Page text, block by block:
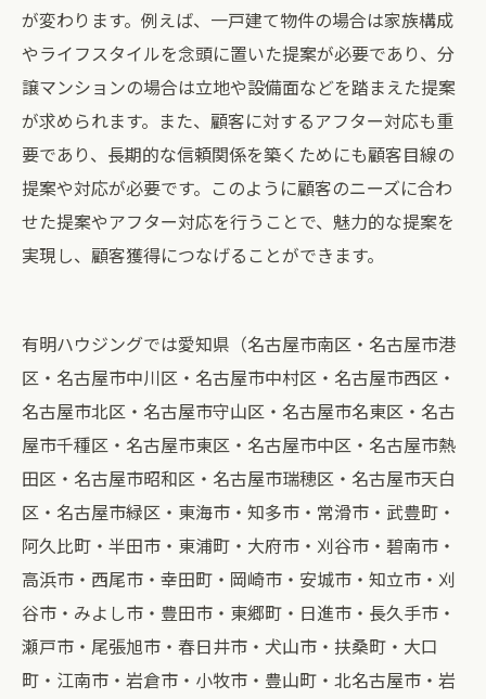
が変わります。例えば、一戸建て物件の場合は家族構成
やライフスタイルを念頭に置いた提案が必要であり、分
譲マンションの場合は立地や設備面などを踏まえた提案
が求められます。また、顧客に対するアフター対応も重
要であり、長期的な信頼関係を築くためにも顧客目線の
提案や対応が必要です。このように顧客のニーズに合わ
せた提案やアフター対応を行うことで、魅力的な提案を
実現し、顧客獲得につなげることができます。
有明ハウジングでは愛知県（名古屋市南区・名古屋市港
区・名古屋市中川区・名古屋市中村区・名古屋市西区・
名古屋市北区・名古屋市守山区・名古屋市名東区・名古
屋市千種区・名古屋市東区・名古屋市中区・名古屋市熱
田区・名古屋市昭和区・名古屋市瑞穂区・名古屋市天白
区・名古屋市緑区・東海市・知多市・常滑市・武豊町・
阿久比町・半田市・東浦町・大府市・刈谷市・碧南市・
高浜市・西尾市・幸田町・岡崎市・安城市・知立市・刈
谷市・みよし市・豊田市・東郷町・日進市・長久手市・
瀬戸市・尾張旭市・春日井市・犬山市・扶桑町・大口
町・江南市・岩倉市・小牧市・豊山町・北名古屋市・岩